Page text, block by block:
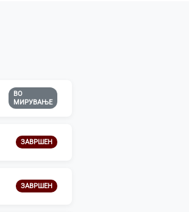
ВО
МИРУВАЊЕ
ЗАВРШЕН
ЗАВРШЕН